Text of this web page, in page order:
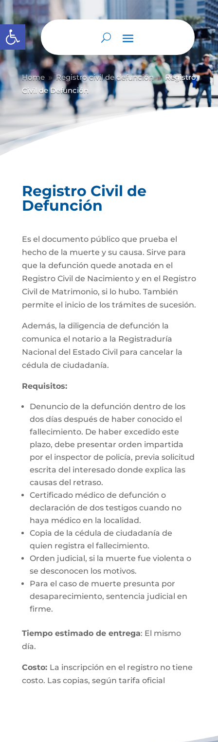
Abrir barra de herramientas
Home 9 Registro civil de defunción 9 Registro
Civil de Defunción
Registro Civil de
Defunción
Es el documento público que prueba el
hecho de la muerte y su causa. Sirve para
que la defunción quede anotada en el
Registro Civil de Nacimiento y en el Registro
Civil de Matrimonio, si lo hubo. También
permite el inicio de los trámites de sucesión.
Además, la diligencia de defunción la
comunica el notario a la Registraduría
Nacional del Estado Civil para cancelar la
cédula de ciudadanía.
Requisitos:
Denuncio de la defunción dentro de los
dos días después de haber conocido el
fallecimiento. De haber excedido este
plazo, debe presentar orden impartida
por el inspector de policía, previa solicitud
escrita del interesado donde explica las
causas del retraso.
Certificado médico de defunción o
declaración de dos testigos cuando no
haya médico en la localidad.
Copia de la cédula de ciudadanía de
quien registra el fallecimiento.
Orden judicial, si la muerte fue violenta o
se desconocen los motivos.
Para el caso de muerte presunta por
desaparecimiento, sentencia judicial en
firme.
Tiempo estimado de entrega: El mismo
día.
Costo: La inscripción en el registro no tiene
costo. Las copias, según tarifa oficial